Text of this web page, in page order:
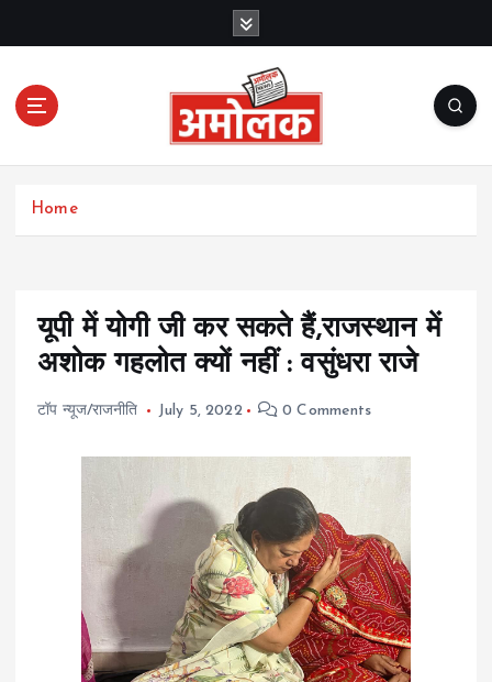
c
Amolak News
Home
यूपी में योगी जी कर सकते हैं,राजस्थान में
अशोक गहलोत क्यों नहीं : वसुंधरा राजे
टॉप न्यूज/राजनीति July 5, 2022 0 Comments